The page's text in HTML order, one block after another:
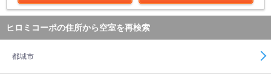
ヒロミコーポの住所から空室を再検索
都城市